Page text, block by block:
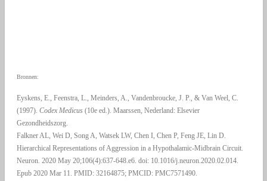
Bronnen:
Eyskens, E., Feenstra, L., Meinders, A., Vandenbroucke, J. P., & Van Weel, C.
(1997). Codex Medicus(10e ed.). Maarssen, Nederland: Elsevier
Gezondheidszorg.
Falkner AL, Wei D, Song A, Watsek LW, Chen I, Chen P, Feng JE, Lin D.
Hierarchical Representations of Aggression in a Hypothalamic-Midbrain Circuit.
Neuron. 2020 May 20;106(4):637-648.e6. doi: 10.1016/j.neuron.2020.02.014.
Epub 2020 Mar 11. PMID: 32164875; PMCID: PMC7571490.